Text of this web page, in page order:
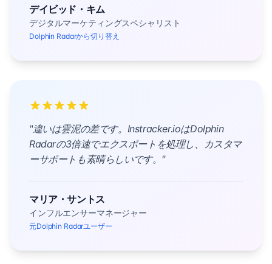
デイビッド・キム
デジタルマーケティングスペシャリスト
Dolphin Radarから切り替え
"違いは雲泥の差です。Instracker.ioはDolphin
Radarの3倍速でエクスポートを処理し、カスタマ
ーサポートも素晴らしいです。"
マリア・サントス
インフルエンサーマネージャー
元Dolphin Radarユーザー